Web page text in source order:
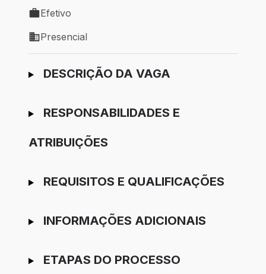
Tipo de vaga: Efetivo
Efetivo
Modelo de trabalho: Presencial
Presencial
Ir para candidatura
DESCRIÇÃO DA VAGA
RESPONSABILIDADES E
ATRIBUIÇÕES
REQUISITOS E QUALIFICAÇÕES
INFORMAÇÕES ADICIONAIS
ETAPAS DO PROCESSO